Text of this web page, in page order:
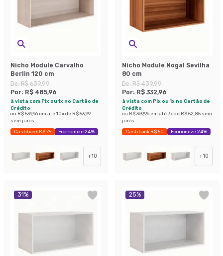
Nicho Module Carvalho
Berlin 120 cm
De:R$ 639,99
Por: R$ 485,96
à vista com Pix ou 1x no Cartão de
Crédito
ou R$ 539,96 em até10x de R$ 53,99
sem juros
Cashback R$ 75 Economize 24%
+10
Nicho Module Nogal Sevilha
80 cm
De:R$ 439,99
Por: R$ 332,96
à vista com Pix ou 1x no Cartão de
Crédito
ou R$ 369,96 em até7x de R$ 52,85 sem
juros
Cashback R$ 50 Economize 24%
+10
31% 25%